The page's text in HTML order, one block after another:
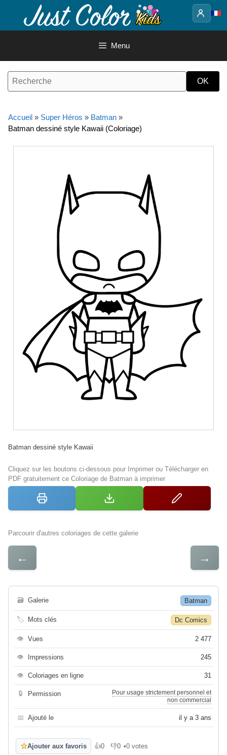
contenu
Menu
Accueil » Super Héros » Batman »
Batman dessiné style Kawaii (Coloriage)
Batman dessiné style Kawaii
Cliquez sur les boutons ci-dessous pour Imprimer ou Télécharger en
PDF gratuitement ce Coloriage de Batman à imprimer
Parcourir d'autres coloriages de cette galerie
← →
🗃 Galerie Batman
🏷 Mots clés Dc Comics
👁 Vues 2 477
👁 Impressions 245
👁 Coloriages en ligne 31
🔒 Permission
Pour usage strictement personnel et
non commercial
📅 Ajouté le il y a 3 ans
☆Ajouter aux favoris 👍0
J'aime 👎0
Je n'aime pas
•0 votes